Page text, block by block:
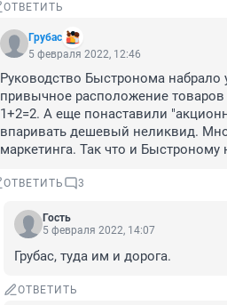
ОТВЕТИТЬ
Грубас
5 февраля 2022, 12:46
Руководство Быстронома
привычное расположение товаров
1+2=2. А еще понаставили
впаривать дешевый неликвид.
маркетинга. Так что и Быстроному
ОТВЕТИТЬ 3
Гость
5 февраля 2022, 14:07
Грубас, туда им и дорога.
ОТВЕТИТЬ